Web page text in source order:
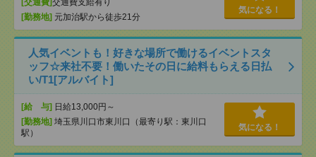
[交通費]交通費支給有り
[勤務地] 元加治駅から徒歩21分
気になる！
人気イベントも！好きな場所で働けるイベントスタ
ッフ☆来社不要！働いたその日に給料もらえる日払
い/T1[アルバイト]
[給 与] 日給13,000円～
[勤務地] 埼玉県川口市東川口（最寄り駅：東川口
駅）
気になる！